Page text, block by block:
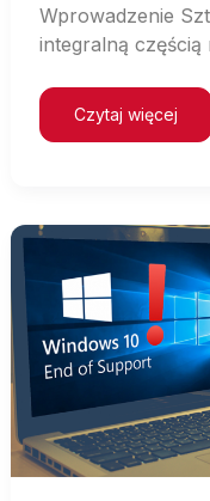
Wprowadzenie
integralną częścią
Czytaj więcej
wsparcia
dla
Windows
10